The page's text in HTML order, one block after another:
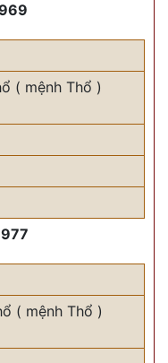
( mệnh Thổ )
( mệnh Thổ )